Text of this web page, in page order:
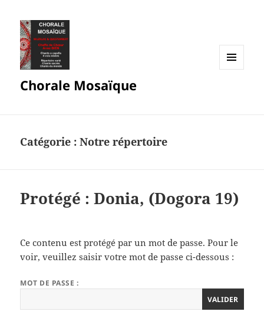
Chorale Mosaïque
Catégorie :Notre répertoire
Protégé : Donia, (Dogora 19)
Ce contenu est protégé par un mot de passe. Pour le
voir, veuillez saisir votre mot de passe ci-dessous :
MOT DE PASSE :